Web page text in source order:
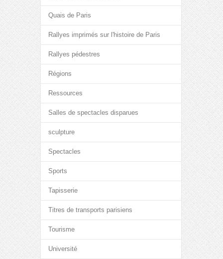
Quais de Paris
Rallyes imprimés sur l'histoire de Paris
Rallyes pédestres
Régions
Ressources
Salles de spectacles disparues
sculpture
Spectacles
Sports
Tapisserie
Titres de transports parisiens
Tourisme
Université